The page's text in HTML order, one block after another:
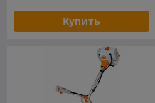
Купить